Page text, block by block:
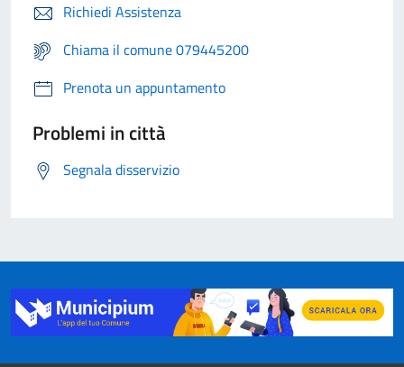
Richiedi Assistenza
Chiama il comune 079445200
Prenota un appuntamento
Problemi in città
Segnala disservizio